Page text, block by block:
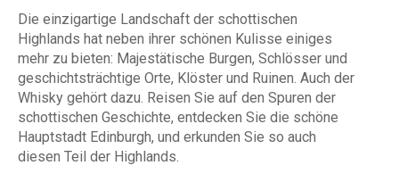
Die einzigartige Landschaft der schottischen
Highlands hat neben ihrer schönen Kulisse einiges
mehr zu bieten: Majestätische Burgen, Schlösser und
geschichtsträchtige Orte, Klöster und Ruinen. Auch der
Whisky gehört dazu. Reisen Sie auf den Spuren der
schottischen Geschichte, entdecken Sie die schöne
Hauptstadt Edinburgh, und erkunden Sie so auch
diesen Teil der Highlands.